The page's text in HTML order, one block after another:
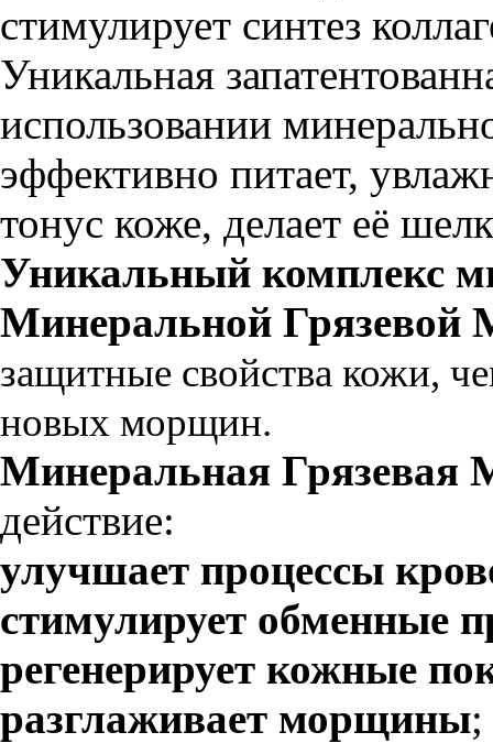
стимулирует синтез
Уникальная
использовании
эффективно питает,
тонус коже, делает её
Уникальный комплекс
Минеральной Грязевой
защитные свойства кожи,
новых морщин.
Минеральная Грязевая
действие:
улучшает процессы
стимулирует обменные
регенерирует кожные
разглаживает морщины;